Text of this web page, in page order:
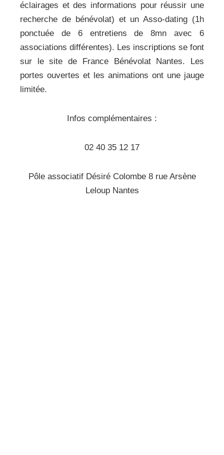
éclairages et des informations pour réussir une
recherche de bénévolat) et un Asso-dating (1h
ponctuée de 6 entretiens de 8mn avec 6
associations différentes). Les inscriptions se font
sur le site de France Bénévolat Nantes. Les
portes ouvertes et les animations ont une jauge
limitée.
Infos complémentaires :
02 40 35 12 17
Pôle associatif Désiré Colombe 8 rue Arsène
Leloup Nantes